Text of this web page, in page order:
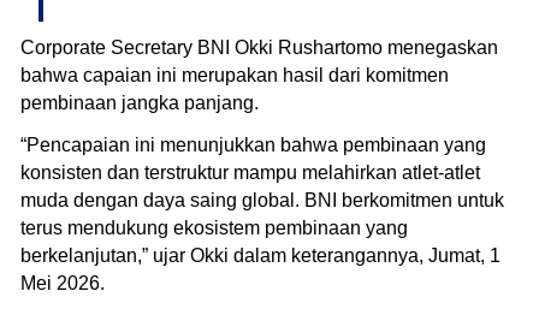
Corporate Secretary BNI Okki Rushartomo menegaskan
bahwa capaian ini merupakan hasil dari komitmen
pembinaan jangka panjang.
“Pencapaian ini menunjukkan bahwa pembinaan yang
konsisten dan terstruktur mampu melahirkan atlet-atlet
muda dengan daya saing global. BNI berkomitmen untuk
terus mendukung ekosistem pembinaan yang
berkelanjutan,” ujar Okki dalam keterangannya, Jumat, 1
Mei 2026.